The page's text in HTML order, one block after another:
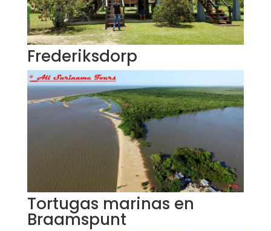
Frederiksdorp
Tortugas marinas en
Braamspunt